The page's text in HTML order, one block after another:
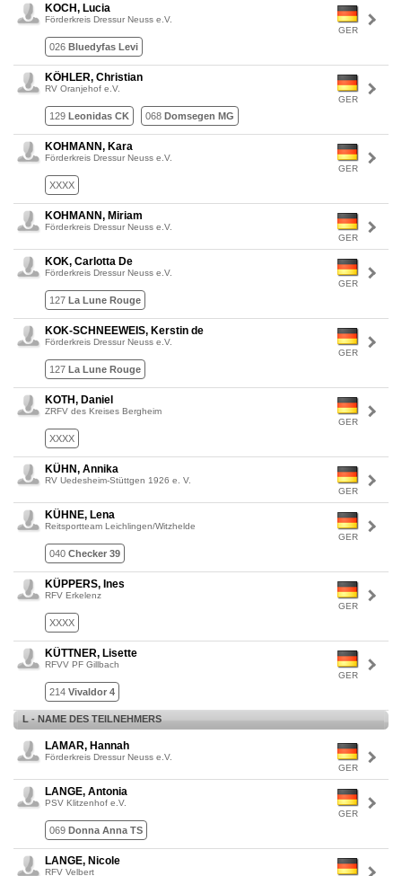
GER
KOCH, Lucia
Förderkreis Dressur Neuss e.V.
026 Bluedyfas Levi
GER
KÖHLER, Christian
RV Oranjehof e.V.
129 Leonidas CK 068 Domsegen MG
GER
KOHMANN, Kara
Förderkreis Dressur Neuss e.V.
XXXX
GER
KOHMANN, Miriam
Förderkreis Dressur Neuss e.V.
GER
KOK, Carlotta De
Förderkreis Dressur Neuss e.V.
127 La Lune Rouge
GER
KOK-SCHNEEWEIS, Kerstin de
Förderkreis Dressur Neuss e.V.
127 La Lune Rouge
GER
KOTH, Daniel
ZRFV des Kreises Bergheim
XXXX
GER
KÜHN, Annika
RV Uedesheim-Stüttgen 1926 e. V.
GER
KÜHNE, Lena
Reitsportteam Leichlingen/Witzhelde
040 Checker 39
GER
KÜPPERS, Ines
RFV Erkelenz
XXXX
GER
KÜTTNER, Lisette
RFVV PF Gillbach
214 Vivaldor 4
L - NAME DES TEILNEHMERS
GER
LAMAR, Hannah
Förderkreis Dressur Neuss e.V.
GER
LANGE, Antonia
PSV Klitzenhof e.V.
069 Donna Anna TS
LANGE, Nicole
RFV Velbert